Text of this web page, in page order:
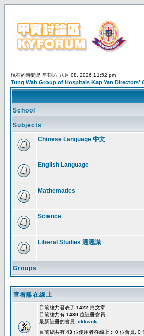
現在的時間是 星期六 八月 08, 2026 11:52 pm
Tung Wah Group of Hospitals Kap Yan Directors'
School
Subjects
Chinese Language 中文
English Language
Mathematics
Science
Liberal Studies 通通識
Groups
查看誰在線上
目前總共發表了 1422 篇文章
目前總共有 1430 位註冊會員
最新註冊的會員: ckkwok
目前總共有 43 位使用者在線上 :: 0 位會員,